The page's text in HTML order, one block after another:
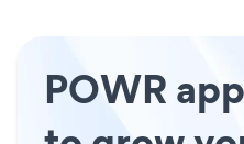
POWR